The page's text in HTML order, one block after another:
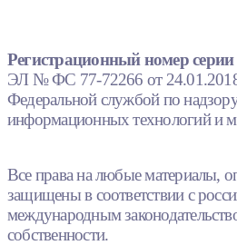
Регистрационный номер серии
ЭЛ № ФС 77-72266 от
Федеральной службой по
информационных технологий и
Все права на любые материалы,
защищены в соответствии с
международным
собственности.